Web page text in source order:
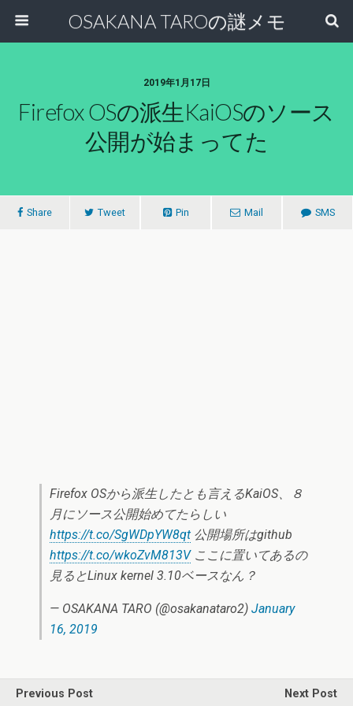
OSAKANA TAROの謎メモ
2019年1月17日
Firefox OSの派生KaiOSのソース
公開が始まってた
Share Tweet Pin Mail SMS
Firefox OSから派生したとも言えるKaiOS、８
月にソース公開始めてたらしい
https://t.co/SgWDpYW8qt 公開場所はgithub
https://t.co/wkoZvM813Vここに置いてあるの
見るとLinux kernel 3.10ベースなん？
— OSAKANA TARO (@osakanataro2) January
16, 2019
Previous Post Next Post